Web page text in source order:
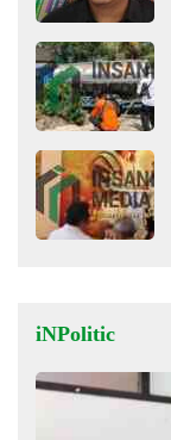
iNPolitic